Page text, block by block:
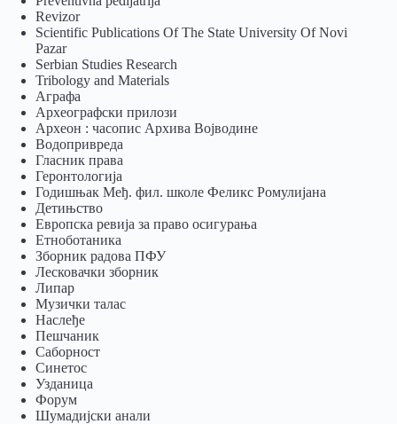
Revizor
Scientific Publications Of The State University Of Novi
Pazar
Serbian Studies Research
Tribology and Materials
Аграфа
Археографски прилози
Археон : часопис Архива Војводине
Водопривреда
Гласник права
Геронтологија
Годишњак Међ. фил. школе Феликс Ромулијана
Детињство
Европска ревија за право осигурања
Eтноботаника
Зборник радова ПФУ
Лесковачки зборник
Липар
Музички талас
Наслеђе
Пешчаник
Саборност
Синетос
Узданица
Форум
Шумадијски анали